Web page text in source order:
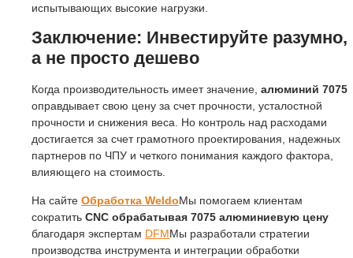
испытывающих высокие нагрузки.
Заключение: Инвестируйте разумно,
а не просто дешево
Когда производительность имеет значение, алюминий 7075
оправдывает свою цену за счет прочности, усталостной
прочности и снижения веса. Но контроль над расходами
достигается за счет грамотного проектирования, надежных
партнеров по ЧПУ и четкого понимания каждого фактора,
влияющего на стоимость.
На сайте Обработка WeldoМы помогаем клиентам
сократить CNC обрабатывая 7075 алюминиевую цену
благодаря экспертам DFMМы разработали стратегии
производства инструмента и интеграции обработки